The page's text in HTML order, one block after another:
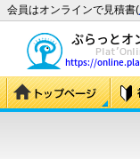
会員はオンラインで見積書(